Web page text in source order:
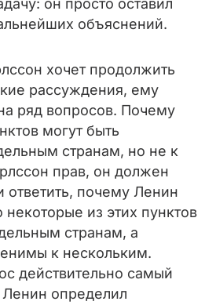
он просто оставил
объяснений.
хочет продолжить
рассуждения, ему
ряд вопросов. Почему
могут быть
странам, но не к
прав, он должен
ответить, почему Ленин
некоторые из этих пунктов
странам, а
к нескольким.
действительно самый
определил